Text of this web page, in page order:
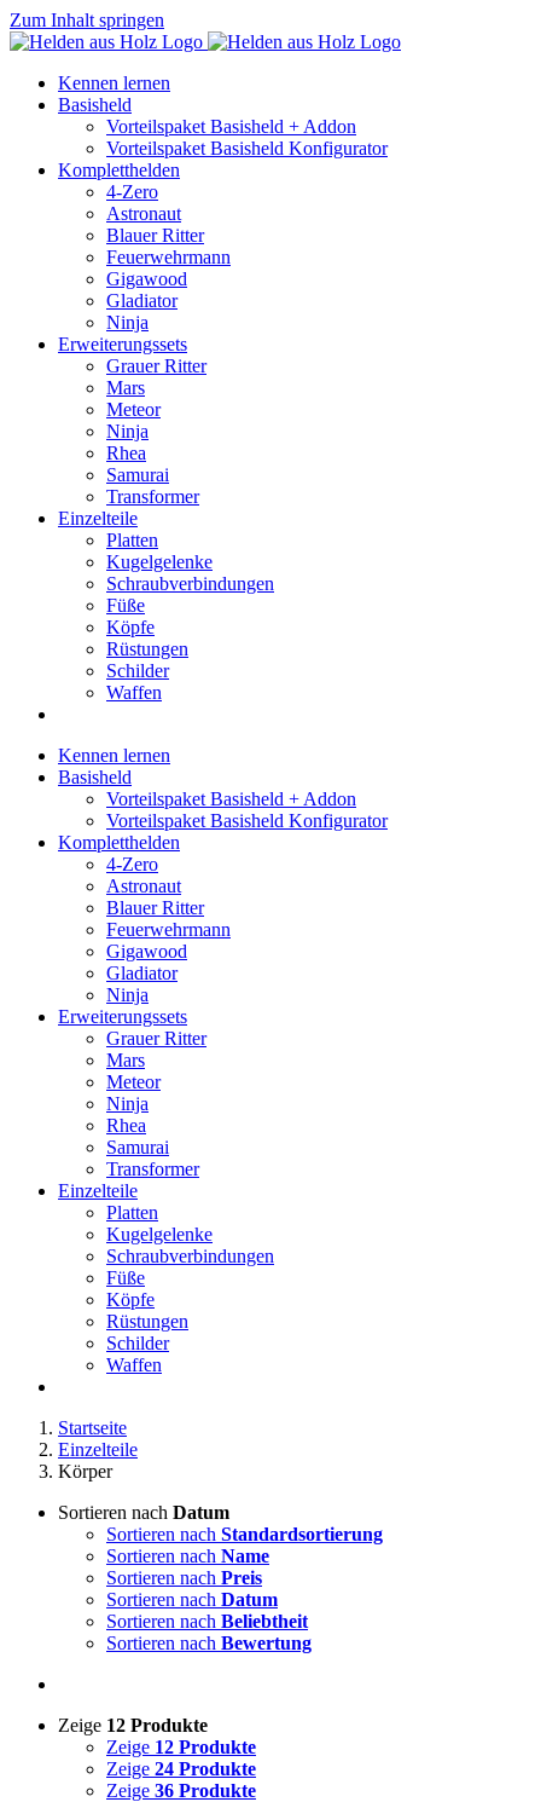
Zum Inhalt springen
Kennen lernen
Basisheld
Vorteilspaket Basisheld + Addon
Vorteilspaket Basisheld Konfigurator
Kompletthelden
4-Zero
Astronaut
Blauer Ritter
Feuerwehrmann
Gigawood
Gladiator
Ninja
Erweiterungssets
Grauer Ritter
Mars
Meteor
Ninja
Rhea
Samurai
Transformer
Einzelteile
Platten
Kugelgelenke
Schraubverbindungen
Füße
Köpfe
Rüstungen
Schilder
Waffen
Kennen lernen
Basisheld
Vorteilspaket Basisheld + Addon
Vorteilspaket Basisheld Konfigurator
Kompletthelden
4-Zero
Astronaut
Blauer Ritter
Feuerwehrmann
Gigawood
Gladiator
Ninja
Erweiterungssets
Grauer Ritter
Mars
Meteor
Ninja
Rhea
Samurai
Transformer
Einzelteile
Platten
Kugelgelenke
Schraubverbindungen
Füße
Köpfe
Rüstungen
Schilder
Waffen
Startseite
Einzelteile
Körper
Sortieren nach Datum
Sortieren nach Standardsortierung
Sortieren nach Name
Sortieren nach Preis
Sortieren nach Datum
Sortieren nach Beliebtheit
Sortieren nach Bewertung
Zeige 12 Produkte
Zeige 12 Produkte
Zeige 24 Produkte
Zeige 36 Produkte